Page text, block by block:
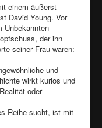
einem äußerst
David Young. Vor
Unbekannten
der ihn
seiner Frau waren:
und
wirkt kurios und
oder
Reihe sucht, ist mit